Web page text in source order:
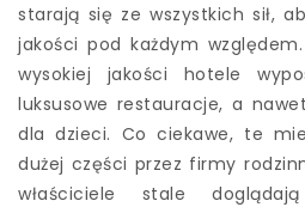
starają się ze wszystkich sił,
jakości pod każdym
wysokiej jakości hotele
luksusowe restauracje, a
dla dzieci. Co ciekawe, te
dużej części przez firmy
właściciele stale